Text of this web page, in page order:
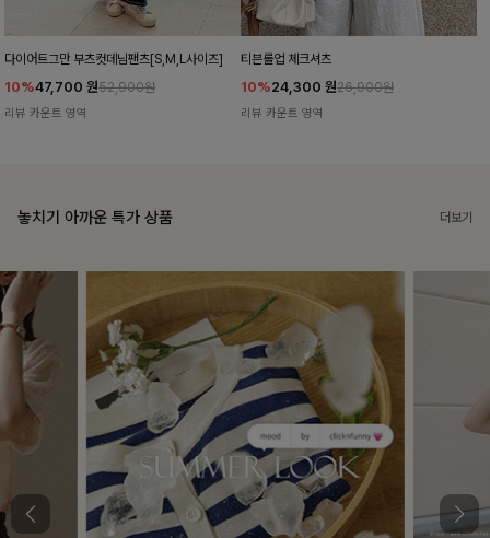
다이어트그만 부츠컷데님팬츠[S,M,L사이즈]
10%47,700 원52,900원
리뷰 카운트 영역
티븐롤업 체크셔츠
10%24,300 원26,900원
리뷰 카운트 영역
놓치기 아까운 특가 상품 더보기